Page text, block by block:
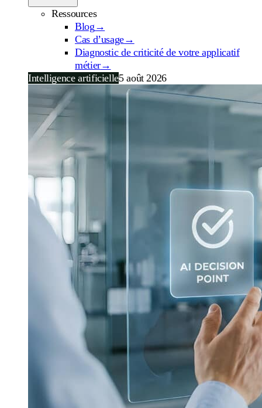
Ressources
Blog →
Cas d’usage→
Diagnostic de criticité de votre applicatif
métier→
Intelligence artificielle5 août 2026